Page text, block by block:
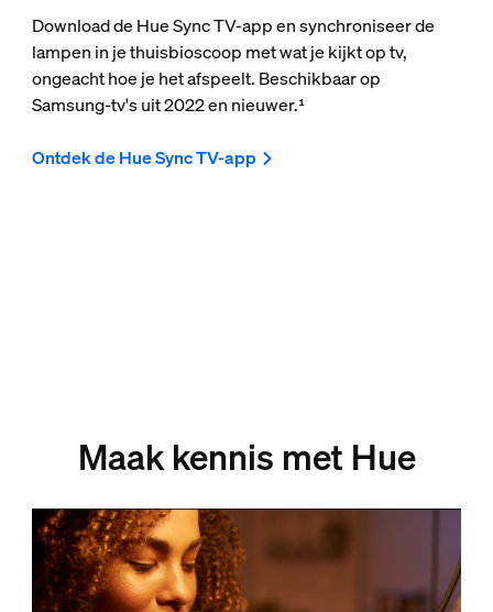
Download de Hue Sync TV-app en synchroniseer de
lampen in je thuisbioscoop met wat je kijkt op tv,
ongeacht hoe je het afspeelt. Beschikbaar op
Samsung-tv's uit 2022 en nieuwer.¹
Ontdek de Hue Sync TV-app
Maak kennis met Hue